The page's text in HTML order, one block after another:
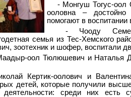
- Монгуш Тогус-оол
ооловна – достойно
помогают в воспитании
- Чооду
семья из Тес-Хемского
зоотехник и шофер, воспитали
оол Тюлюшевич и Наталья
Кертик-оолович и
детей, которые получили
среди них есть